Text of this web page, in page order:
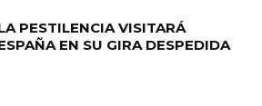
PESTILENCIA VISITARÁ
EN SU GIRA DESPEDIDA